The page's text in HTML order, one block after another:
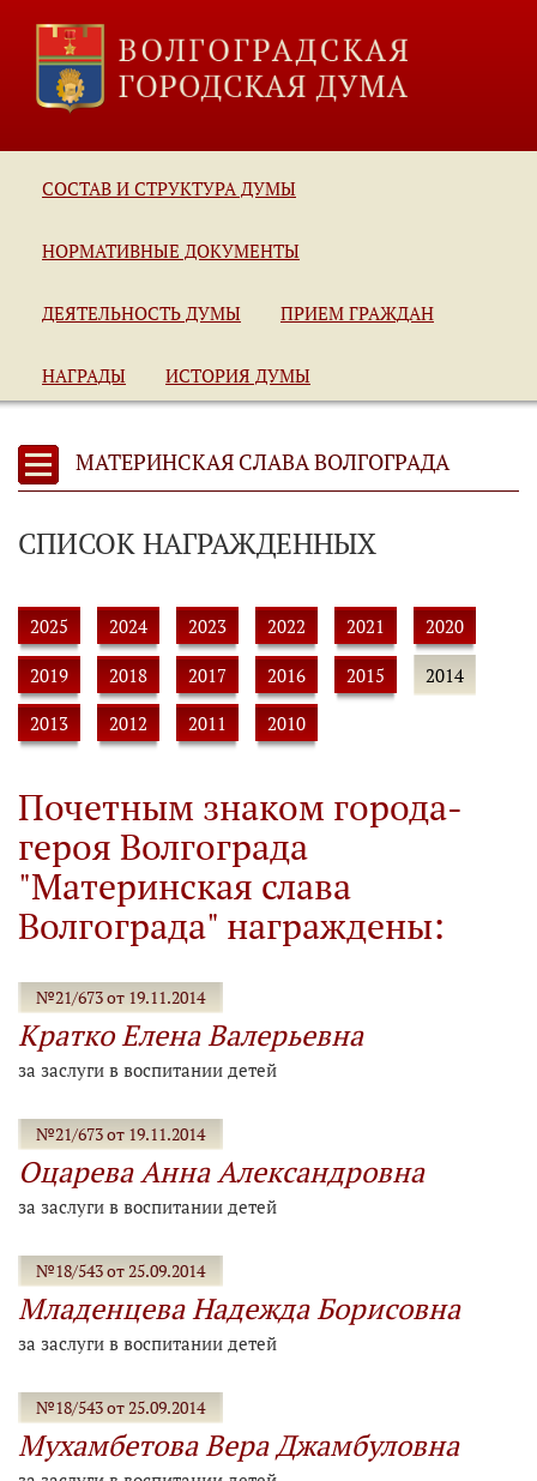
СОСТАВ И СТРУКТУРА ДУМЫ
НОРМАТИВНЫЕ ДОКУМЕНТЫ
ДЕЯТЕЛЬНОСТЬ ДУМЫ ПРИЕМ ГРАЖДАН
НАГРАДЫ ИСТОРИЯ ДУМЫ
МАТЕРИНСКАЯ СЛАВА ВОЛГОГРАДА
СПИСОК НАГРАЖДЕННЫХ
2025 2024 2023 2022 2021 2020
2019 2018 2017 2016 2015
2014
2013
2012 2011 2010
Почетным знаком города-
героя Волгограда
"Материнская слава
Волгограда" награждены:
№21/673 от 19.11.2014
Кратко Елена Валерьевна
за заслуги в воспитании детей
№21/673 от 19.11.2014
Оцарева Анна Александровна
за заслуги в воспитании детей
№18/543 от 25.09.2014
Младенцева Надежда Борисовна
за заслуги в воспитании детей
№18/543 от 25.09.2014
Мухамбетова Вера Джамбуловна